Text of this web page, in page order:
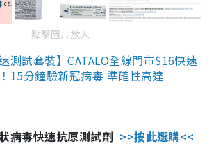
點擊圖片放大
測試套裝】CATALO全線門市$16快速
15分鐘驗新冠病毒 準確性高達
病毒快速抗原測試劑 >>按此選購<<